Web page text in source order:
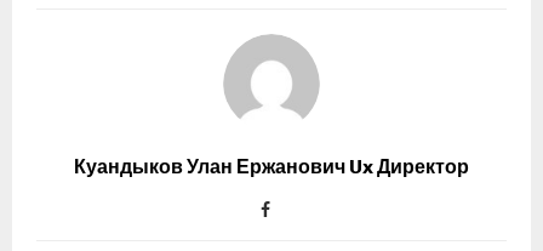
Куандыков Улан Ержанович Ux Директор